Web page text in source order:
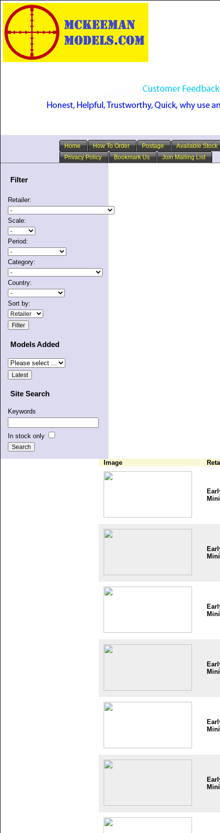
Home How To Order Postage
Available Stock
Privacy Policy
Bookmark Us Join Mailing List
Filter
Retailer:
Scale:
Period:
Category:
Country:
Sort by:
Models Added
Site Search
Keywords
In stock only
Image